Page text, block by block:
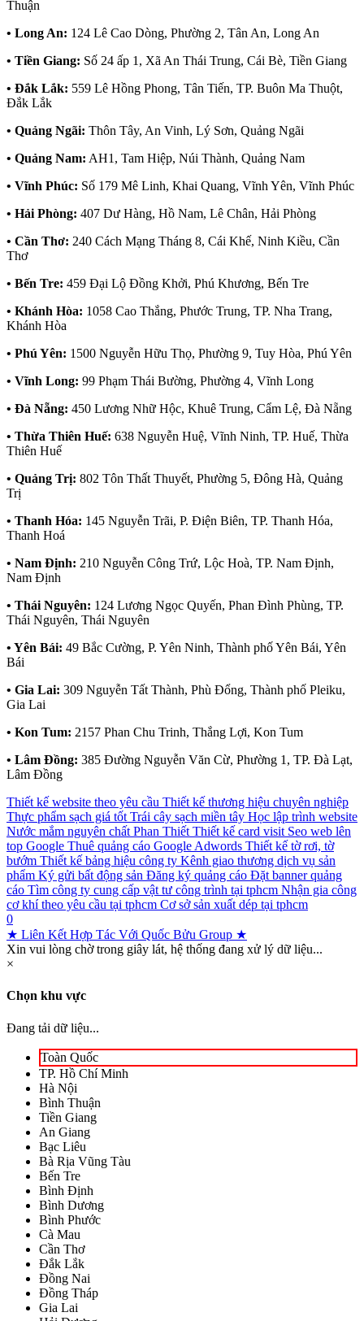
Thuận
• Long An: 124 Lê Cao Dòng, Phường 2, Tân An, Long An
• Tiền Giang: Số 24 ấp 1, Xã An Thái Trung, Cái Bè, Tiền Giang
• Đắk Lắk: 559 Lê Hồng Phong, Tân Tiến, TP. Buôn Ma Thuột,
Đắk Lắk
• Quảng Ngãi: Thôn Tây, An Vinh, Lý Sơn, Quảng Ngãi
• Quảng Nam: AH1, Tam Hiệp, Núi Thành, Quảng Nam
• Vĩnh Phúc: Số 179 Mê Linh, Khai Quang, Vĩnh Yên, Vĩnh Phúc
• Hải Phòng: 407 Dư Hàng, Hồ Nam, Lê Chân, Hải Phòng
• Cần Thơ: 240 Cách Mạng Tháng 8, Cái Khế, Ninh Kiều, Cần
Thơ
• Bến Tre: 459 Đại Lộ Đồng Khởi, Phú Khương, Bến Tre
• Khánh Hòa: 1058 Cao Thắng, Phước Trung, TP. Nha Trang,
Khánh Hòa
• Phú Yên: 1500 Nguyễn Hữu Thọ, Phường 9, Tuy Hòa, Phú Yên
• Vĩnh Long: 99 Phạm Thái Bường, Phường 4, Vĩnh Long
• Đà Nẵng: 450 Lương Nhữ Hộc, Khuê Trung, Cẩm Lệ, Đà Nẵng
• Thừa Thiên Huế: 638 Nguyễn Huệ, Vĩnh Ninh, TP. Huế, Thừa
Thiên Huế
• Quảng Trị: 802 Tôn Thất Thuyết, Phường 5, Đông Hà, Quảng
Trị
• Thanh Hóa: 145 Nguyễn Trãi, P. Điện Biên, TP. Thanh Hóa,
Thanh Hoá
• Nam Định: 210 Nguyễn Công Trứ, Lộc Hoà, TP. Nam Định,
Nam Định
• Thái Nguyên: 124 Lương Ngọc Quyến, Phan Đình Phùng, TP.
Thái Nguyên, Thái Nguyên
• Yên Bái: 49 Bắc Cường, P. Yên Ninh, Thành phố Yên Bái, Yên
Bái
• Gia Lai: 309 Nguyễn Tất Thành, Phù Đổng, Thành phố Pleiku,
Gia Lai
• Kon Tum: 2157 Phan Chu Trinh, Thắng Lợi, Kon Tum
• Lâm Đồng: 385 Đường Nguyễn Văn Cừ, Phường 1, TP. Đà Lạt,
Lâm Đồng
Thiết kế website theo yêu cầu Thiết kế thương hiệu chuyên nghiệp
Thực phẩm sạch giá tốt Trái cây sạch miền tây Học lập trình website
Nước mắm nguyên chất Phan Thiết Thiết kế card visit Seo web lên
top Google Thuê quảng cáo Google Adwords Thiết kế tờ rơi, tờ
bướm Thiết kế bảng hiệu công ty Kênh giao thương dịch vụ sản
phẩm Ký gửi bất động sản Đăng ký quảng cáo Đặt banner quảng
cáo Tìm công ty cung cấp vật tư công trình tại tphcm Nhận gia công
cơ khí theo yêu cầu tại tphcm Cơ sở sản xuất dép tại tphcm
0
★ Liên Kết Hợp Tác Với Quốc Bửu Group ★
Xin vui lòng chờ trong giây lát, hệ thống đang xử lý dữ liệu...
×
Chọn khu vực
Đang tải dữ liệu...
Toàn Quốc
TP. Hồ Chí Minh
Hà Nội
Bình Thuận
Tiền Giang
An Giang
Bạc Liêu
Bà Rịa Vũng Tàu
Bến Tre
Bình Định
Bình Dương
Bình Phước
Cà Mau
Cần Thơ
Đắk Lắk
Đồng Nai
Đồng Tháp
Gia Lai